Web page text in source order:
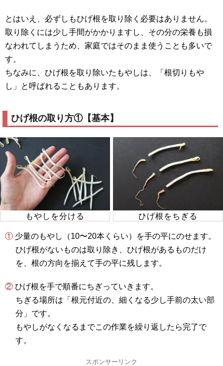
とはいえ、必ずしもひげ根を取り除く必要はありません。
取り除くには少し手間がかかりますし、その分の栄養も損
なわれてしまうため、家庭ではそのまま使うことも多いで
す。
ちなみに、ひげ根を取り除いたもやしは、「根切りもや
し」と呼ばれることもあります。
ひげ根の取り方①【基本】
もやしを分ける ひげ根をちぎる
① 少量のもやし（10〜20本くらい）を手の平にのせます。
ひげ根がないものは取り除き、ひげ根があるものだけ
を、根の方向を揃えて手の平に残します。
② ひげ根を手で順番にちぎっていきます。
ちぎる場所は「根元付近の、細くなる少し手前の太い部
分」です。
もやしがなくなるまでこの作業を繰り返したら完了で
す。
スポンサーリンク